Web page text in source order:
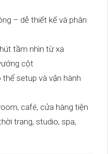
– dễ thiết kế và phân
tầm nhìn từ xa
cột
setup và vận hành
café, cửa hàng tiện
trang, studio, spa,